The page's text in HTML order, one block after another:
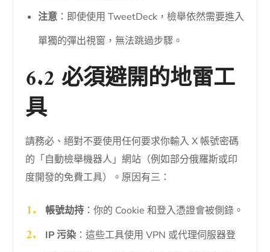
注意 ：即使使用 TweetDeck，檢舉依然需要進入
單獨的彈出視窗，無法跳過步驟。
6.2 必須避開的地雷工
具
請務必、絕對不要使用任何要求你輸入 X 帳號密碼
的「自動檢舉機器人」網站（例如部分俄羅斯或印
度開發的免費工具）。原因有三：
帳號劫持：你的 Cookie 和登入憑證會被側錄。
IP 污染：這些工具使用 VPN 或代理伺服器登